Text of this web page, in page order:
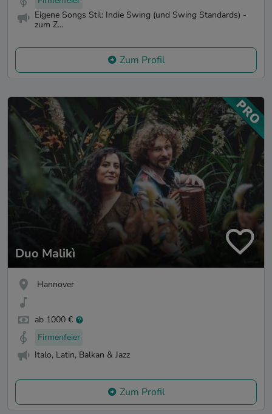
Eigene Songs Stil: Indie Swing (und Swing Standards) -
zum Z...
Zum Profil
Duo Malikì
Hannover
ab 1000 €
Firmenfeier
Italo, Latin, Balkan & Jazz
Zum Profil